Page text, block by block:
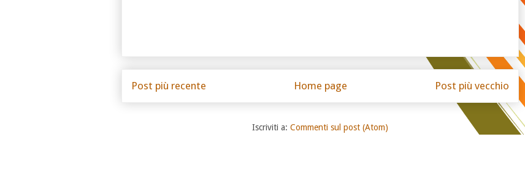
Post più recente Post più vecchio
Home page
Iscriviti a: Commenti sul post (Atom)